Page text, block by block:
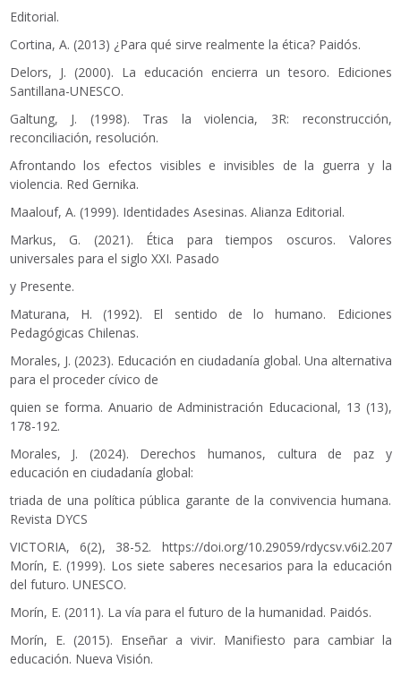
Editorial.
Cortina, A. (2013) ¿Para qué sirve realmente la ética? Paidós.
Delors, J. (2000). La educación encierra un tesoro. Ediciones
Santillana-UNESCO.
Galtung, J. (1998). Tras la violencia, 3R: reconstrucción,
reconciliación, resolución.
Afrontando los efectos visibles e invisibles de la guerra y la
violencia. Red Gernika.
Maalouf, A. (1999). Identidades Asesinas. Alianza Editorial.
Markus, G. (2021). Ética para tiempos oscuros. Valores
universales para el siglo XXI. Pasado
y Presente.
Maturana, H. (1992). El sentido de lo humano. Ediciones
Pedagógicas Chilenas.
Morales, J. (2023). Educación en ciudadanía global. Una alternativa
para el proceder cívico de
quien se forma. Anuario de Administración Educacional, 13 (13),
178-192.
Morales, J. (2024). Derechos humanos, cultura de paz y
educación en ciudadanía global:
triada de una política pública garante de la convivencia humana.
Revista DYCS
VICTORIA, 6(2), 38-52. https://doi.org/10.29059/rdycsv.v6i2.207
Morín, E. (1999). Los siete saberes necesarios para la educación
del futuro. UNESCO.
Morín, E. (2011). La vía para el futuro de la humanidad. Paidós.
Morín, E. (2015). Enseñar a vivir. Manifiesto para cambiar la
educación. Nueva Visión.